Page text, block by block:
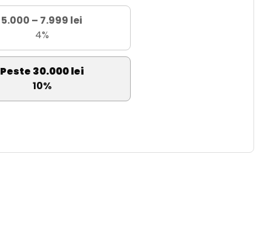
5.000 – 7.999 lei
4%
Peste 30.000 lei
10%